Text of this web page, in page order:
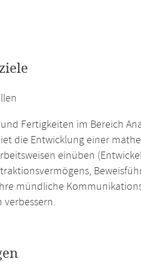
Fertigkeiten im Bereich
die Entwicklung einer
einüben
mündliche
verbessern.